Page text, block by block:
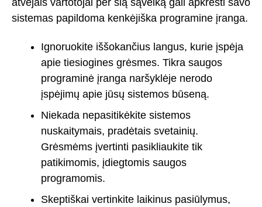
sistemas papildoma kenkėjiška programine įranga.
Ignoruokite iššokančius langus, kurie įspėja
apie tiesiogines grėsmes. Tikra saugos
programinė įranga naršyklėje nerodo
įspėjimų apie jūsų sistemos būseną.
Niekada nepasitikėkite sistemos
nuskaitymais, pradėtais svetainių.
Grėsmėms įvertinti pasikliaukite tik
patikimomis, įdiegtomis saugos
programomis.
Skeptiškai vertinkite laikinus pasiūlymus,